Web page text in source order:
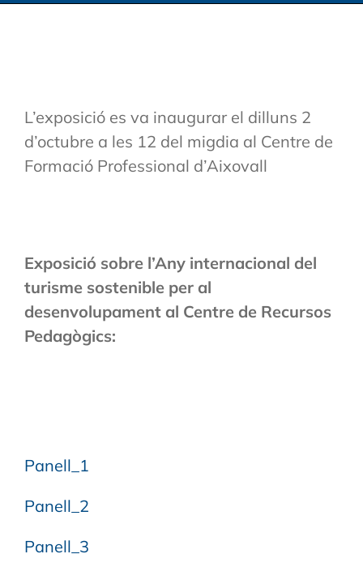
L’exposició es va inaugurar el dilluns 2
d’octubre a les 12 del migdia al Centre de
Formació Professional d’Aixovall
Exposició sobre l’Any internacional del
turisme sostenible per al
desenvolupament al Centre de Recursos
Pedagògics:
Panell_1
Panell_2
Panell_3